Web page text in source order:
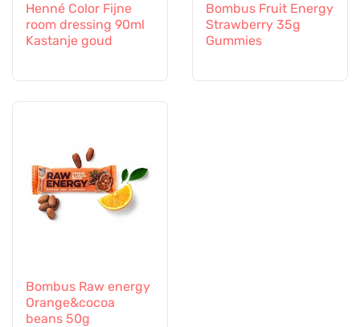
Henné Color Fijne
room dressing 90ml
Kastanje goud
Bombus Fruit Energy
Strawberry 35g
Gummies
Bombus Raw energy
Orange&cocoa
beans 50g